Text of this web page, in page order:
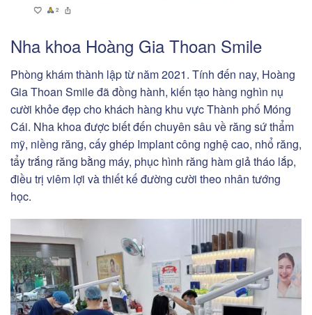
Nha khoa Hoàng Gia Thoan Smile
Phòng khám thành lập từ năm 2021. Tính đến nay, Hoàng
Gia Thoan Smile đã đồng hành, kiến tạo hàng nghìn nụ
cười khỏe đẹp cho khách hàng khu vực Thành phố Móng
Cái. Nha khoa được biết đến chuyên sâu về răng sứ thẩm
mỹ, niềng răng, cấy ghép Implant công nghệ cao, nhổ răng,
tẩy trắng răng bằng máy, phục hình răng hàm giả tháo lắp,
điều trị viêm lợi và thiết kế đường cười theo nhân tướng
học.